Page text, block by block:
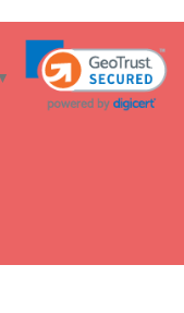
のマナー総まとめ
職
開店祝いの花 選び方ガイ
量削減 / SDGsを考える
▼